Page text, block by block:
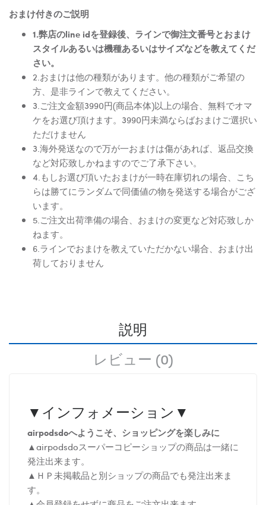
おまけ付きのご説明
1.弊店のline idを登録後、ラインで御注文番号とおまけ
スタイルあるいは機種あるいはサイズなどを教えてくだ
さい。
2.おまけは他の種類があります。他の種類がご希望の
方、是非ラインで教えてください。
3.ご注文金額3990円(商品本体)以上の場合、無料でオマ
ケをお選び頂けます。3990円未満ならばおまけご選択い
ただけません
3.海外発送なので万が一おまけは傷があれば、返品交換
など対応致しかねますのでご了承下さい。
4.もしお選び頂いたおまけが一時在庫切れの場合、こち
らは勝てにランダムで同価値の物を発送する場合がござ
います。
5.ご注文出荷準備の場合、おまけの変更など対応致しか
ねます。
6.ラインでおまけを教えていただかない場合、おまけ出
荷しておりません
説明
レビュー (0)
▼インフォメーション▼
airpodsdoへようこそ、ショッピングを楽しみに
▲airpodsdoスーパーコピーショップの商品は一緒に
発注出来ます。
▲ＨＰ未掲載品と別ショップの商品でも発注出来ま
す。